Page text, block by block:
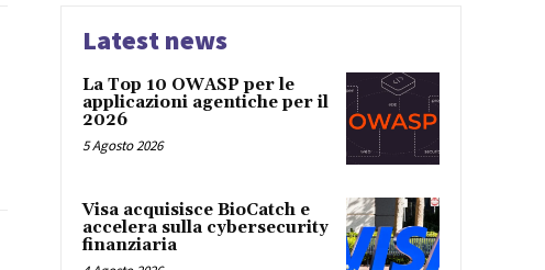
Latest news
La Top 10 OWASP per le
applicazioni agentiche per il
2026
5 Agosto 2026
Visa acquisisce BioCatch e
accelera sulla cybersecurity
finanziaria